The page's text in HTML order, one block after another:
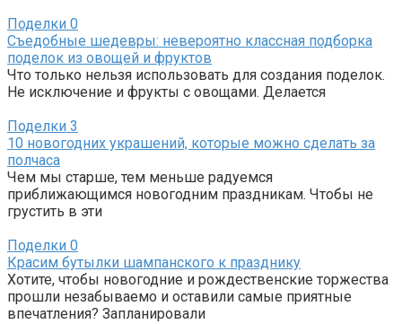
Поделки 0
Съедобные шедевры: невероятно классная подборка
поделок из овощей и фруктов
Что только нельзя использовать для создания поделок.
Не исключение и фрукты с овощами. Делается
Поделки 3
10 новогодних украшений, которые можно сделать за
полчаса
Чем мы старше, тем меньше радуемся
приближающимся новогодним праздникам. Чтобы не
грустить в эти
Поделки 0
Красим бутылки шампанского к празднику
Хотите, чтобы новогодние и рождественские торжества
прошли незабываемо и оставили самые приятные
впечатления? Запланировали